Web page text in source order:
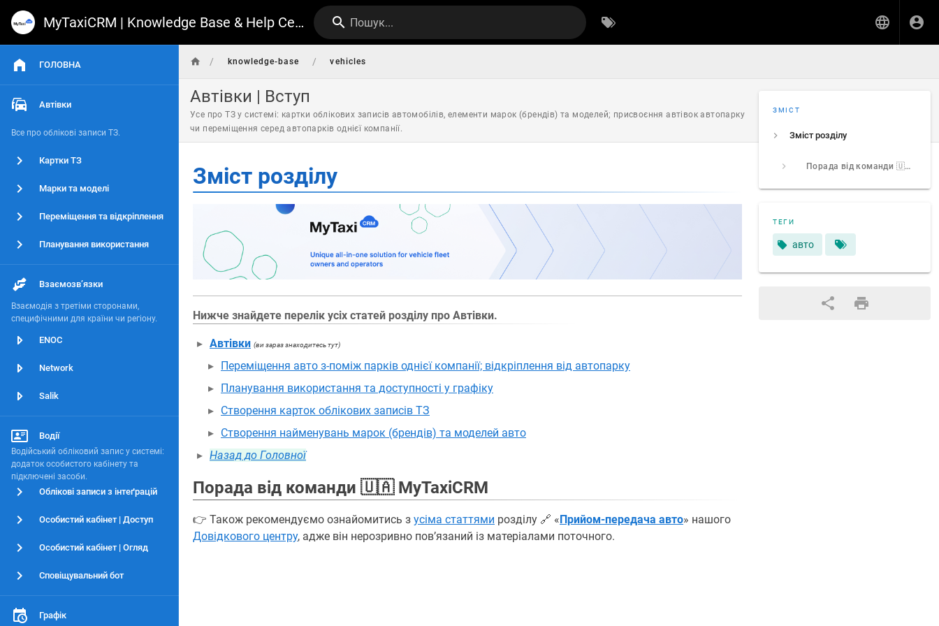
MyTaxiCRM | Knowledge Base & Help Center Пошук...
ГОЛОВНА
Автівки
Все про облікові записи ТЗ.
Картки ТЗ
Марки та моделі
Переміщення та відкріплення
Планування використання
Взаємозвʼязки
Взаємодія з третіми сторонами,
специфічними для країни чи регіону.
ENOC
Network
Salik
Водії
Водійський обліковий запис у системі:
додаток особистого кабінету та
підключені засоби.
Облікові записи з інтеґрацій
Особистий кабінет | Доступ
Особистий кабінет | Огляд
Сповіщувальний бот
Графік
/ knowledge-base / vehicles
Автівки | Вступ
Усе про ТЗ у системі: картки облікових записів автомобілів, елементи марок (брендів) та моделей; присвоєння автівок автопарку
чи переміщення серед автопарків однієї компанії.
ЗМІСТ
Зміст розділу
Порада від команди 🇺🇦 MyTaxiCRM
ТЕГИ
авто
Зміст розділу
Нижче знайдете перелік усіх статей розділу про Автівки.
Автівки (ви зараз знаходитесь тут)
Переміщення авто з-поміж парків однієї компанії; відкріплення від автопарку
Планування використання та доступності у графіку
Створення карток облікових записів ТЗ
Створення найменувань марок (брендів) та моделей авто
Назад до Головної
Порада від команди 🇺🇦 MyTaxiCRM
👉 Також рекомендуємо ознайомитись з усіма статтями розділу 🔗 «Прийом-передача авто» нашого
Довідкового центру, адже він нерозривно повʼязаний із матеріалами поточного.